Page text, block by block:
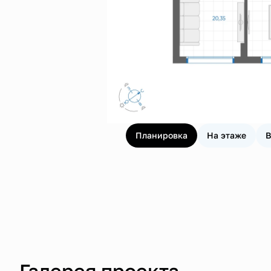
Планировка На этаже